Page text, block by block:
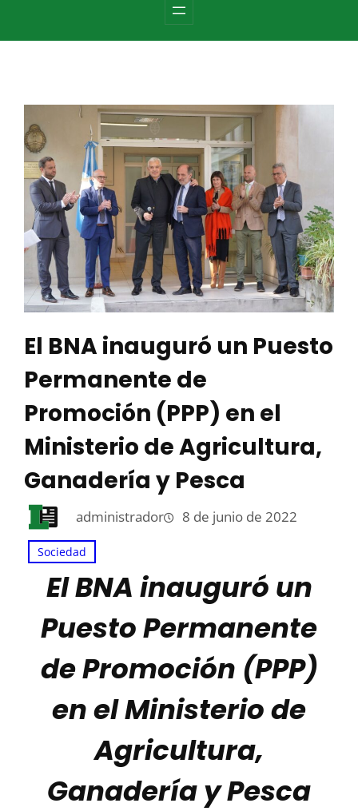
El BNA inauguró un Puesto
Permanente de
Promoción (PPP) en el
Ministerio de Agricultura,
Ganadería y Pesca
administrador 8 de junio de 2022
Sociedad
El BNA inauguró un
Puesto Permanente
de Promoción (PPP)
en el Ministerio de
Agricultura,
Ganadería y Pesca